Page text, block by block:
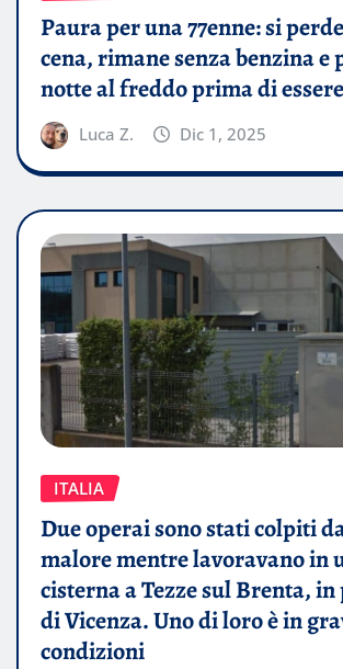
Paura per una 77enne: si
cena, rimane senza benzina e
notte al freddo prima di
Luca Z. Dic 1, 2025
ITALIA
Due operai sono stati colpiti
malore mentre lavoravano in
cisterna a Tezze sul Brenta,
di Vicenza. Uno di loro è in
condizioni